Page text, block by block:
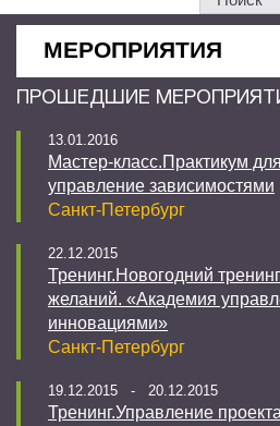
МЕРОПРИЯТИЯ
ПРОШЕДШИЕ
13.01.2016
Мастер-класс.Практикум
управление зависимостями
Санкт-Петербург
22.12.2015
Тренинг.Новогодний
желаний. «Академия
инновациями»
Санкт-Петербург
19.12.2015 - 20.12.2015
Тренинг.Управление